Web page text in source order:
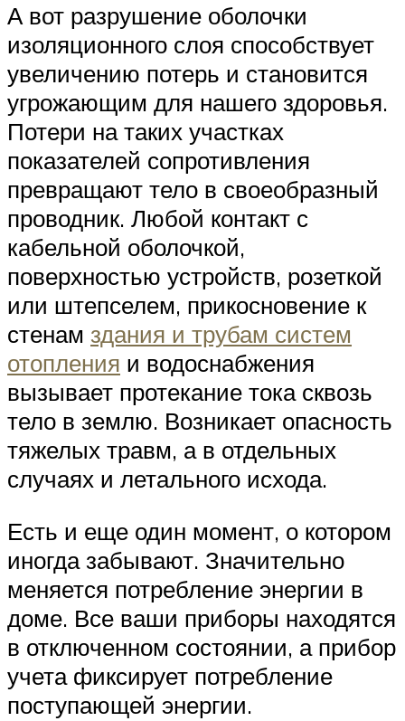
А вот разрушение оболочки
изоляционного слоя способствует
увеличению потерь и становится
угрожающим для нашего здоровья.
Потери на таких участках
показателей сопротивления
превращают тело в своеобразный
проводник. Любой контакт с
кабельной оболочкой,
поверхностью устройств, розеткой
или штепселем, прикосновение к
стенам здания и трубам систем
отопления и водоснабжения
вызывает протекание тока сквозь
тело в землю. Возникает опасность
тяжелых травм, а в отдельных
случаях и летального исхода.
Есть и еще один момент, о котором
иногда забывают. Значительно
меняется потребление энергии в
доме. Все ваши приборы находятся
в отключенном состоянии, а прибор
учета фиксирует потребление
поступающей энергии.